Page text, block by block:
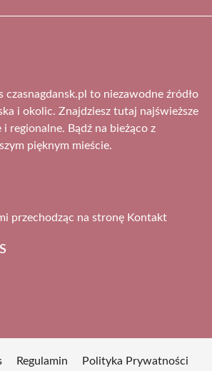
czasnagdansk.pl to niezawodne źródło
i okolic. Znajdziesz tutaj najświeższe
regionalne. Bądź na bieżąco z
pięknym mieście.
przechodząc na stronę Kontakt
Regulamin Polityka Prywatności